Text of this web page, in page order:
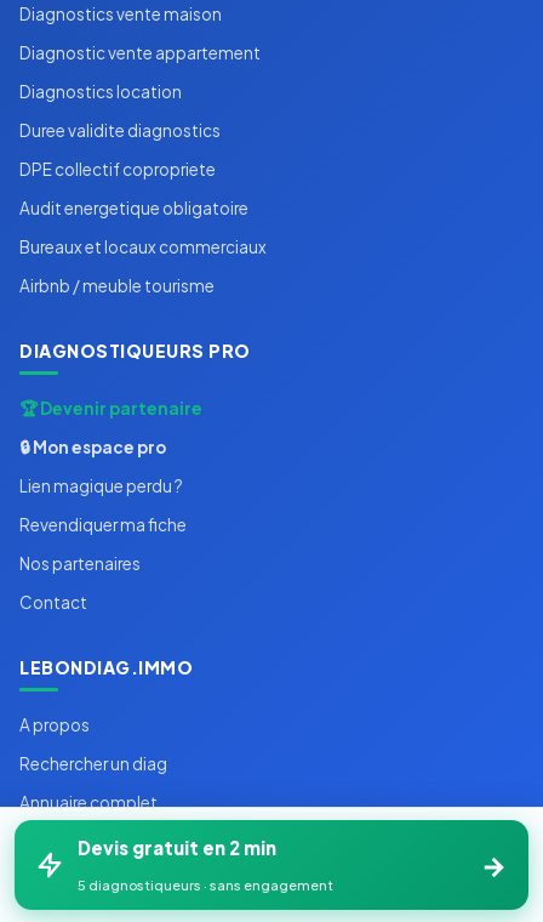
Devis gratuit en 2 min
5 diagnostiqueurs · sans engagement
→
Diagnostics vente maison
Diagnostic vente appartement
Diagnostics location
Duree validite diagnostics
DPE collectif copropriete
Audit energetique obligatoire
Bureaux et locaux commerciaux
Airbnb / meuble tourisme
DIAGNOSTIQUEURS PRO
🏆 Devenir partenaire
🔒 Mon espace pro
Lien magique perdu ?
Revendiquer ma fiche
Nos partenaires
Contact
LEBONDIAG.IMMO
A propos
Rechercher un diag
Annuaire complet
Demande de devis
Blog